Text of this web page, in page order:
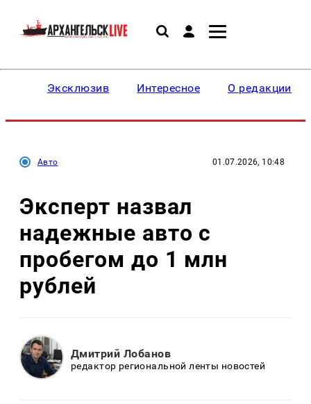
Эксклюзив Интересное О редакции
Авто 01.07.2026, 10:48
Эксперт назвал
надежные авто с
пробегом до 1 млн
рублей
Дмитрий Лобанов
редактор региональной ленты новостей